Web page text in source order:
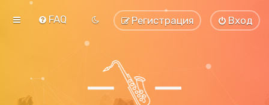
FAQ Вход
Регистрация